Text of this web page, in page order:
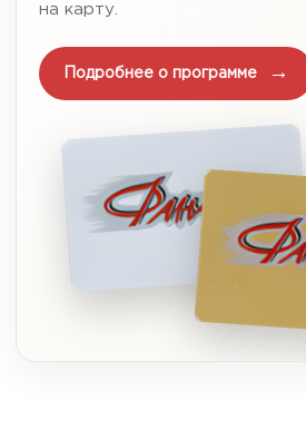
на карту.
Подробнее о программе